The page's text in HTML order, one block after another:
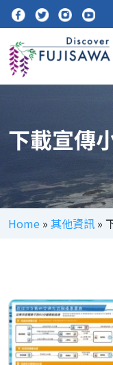
下載宣傳
Home » 其他資訊 »